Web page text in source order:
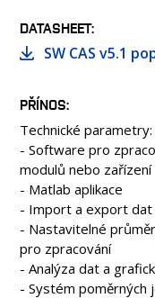
DATASHEET
SW CAS v5.1
PŘÍNOS
Technické parametry:
- Software pro
modulů nebo zařízení
- Matlab aplikace
- Import a export dat
- Nastavitelné
pro zpracování
- Analýza dat a
- Systém poměrných